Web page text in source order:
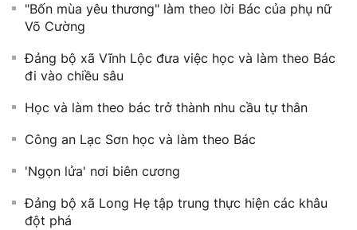
"Bốn mùa yêu thương" làm theo lời Bác của phụ nữ
Võ Cường
Đảng bộ xã Vĩnh Lộc đưa việc học và làm theo Bác
đi vào chiều sâu
Học và làm theo bác trở thành nhu cầu tự thân
Công an Lạc Sơn học và làm theo Bác
'Ngọn lửa' nơi biên cương
Đảng bộ xã Long Hẹ tập trung thực hiện các khâu
đột phá